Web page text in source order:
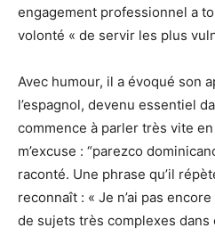
engagement professionnel a
volonté « de servir les plus
Avec humour, il a évoqué son
l’espagnol, devenu essentiel
commence à parler très vite
m’excuse : “parezco
raconté. Une phrase qu’il
reconnaît : « Je n’ai pas
de sujets très complexes dans